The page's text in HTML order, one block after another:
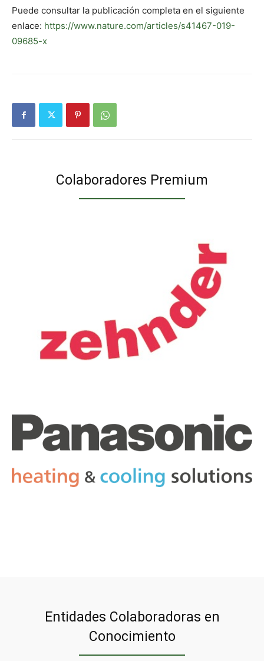
Puede consultar la publicación completa en el siguiente
enlace: https://www.nature.com/articles/s41467-019-
09685-x
Colaboradores Premium
Entidades Colaboradoras en
Conocimiento